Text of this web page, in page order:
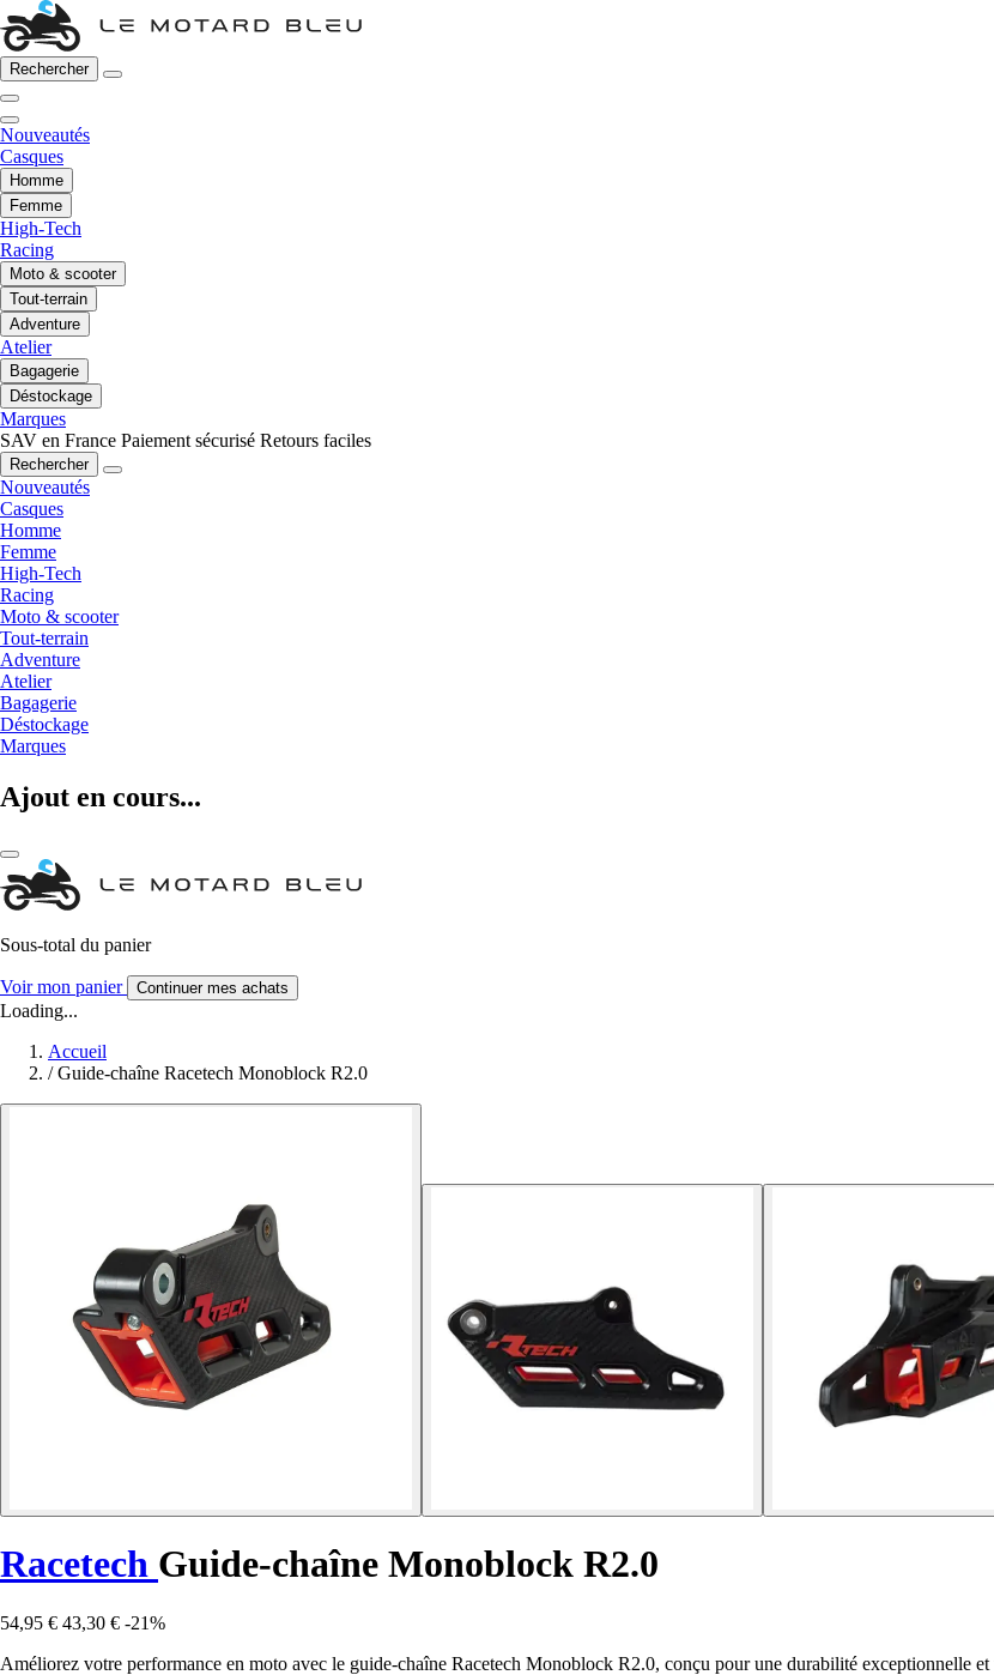
Rechercher
Nouveautés
Casques
Homme
Femme
High-Tech
Racing
Moto & scooter
Tout-terrain
Adventure
Atelier
Bagagerie
Déstockage
Marques
SAV en France Paiement sécurisé Retours faciles
Rechercher
Nouveautés
Casques
Homme
Femme
High-Tech
Racing
Moto & scooter
Tout-terrain
Adventure
Atelier
Bagagerie
Déstockage
Marques
Ajout en cours...
Sous-total du panier
Voir mon panier Continuer mes achats
Loading...
Accueil
/ Guide-chaîne Racetech Monoblock R2.0
Racetech Guide-chaîne Monoblock R2.0
54,95 € 43,30 € -21%
Améliorez votre performance en moto avec le guide-chaîne Racetech Monoblock R2.0, conçu pour une durabilité exceptionnelle et